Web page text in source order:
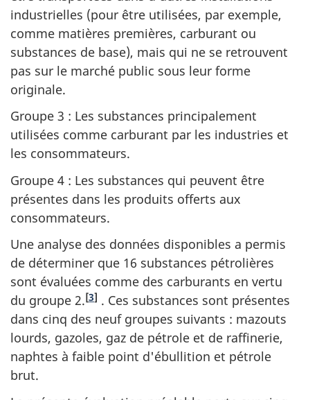
industrielles (pour être utilisées, par exemple,
comme matières premières, carburant ou
substances de base), mais qui ne se retrouvent
pas sur le marché public sous leur forme
originale.
Groupe 3 : Les substances principalement
utilisées comme carburant par les industries et
les consommateurs.
Groupe 4 : Les substances qui peuvent être
présentes dans les produits offerts aux
consommateurs.
Une analyse des données disponibles a permis
de déterminer que 16 substances pétrolières
sont évaluées comme des carburants en vertu
du groupe 2.[3] . Ces substances sont présentes
dans cinq des neuf groupes suivants : mazouts
lourds, gazoles, gaz de pétrole et de raffinerie,
naphtes à faible point d'ébullition et pétrole
brut.